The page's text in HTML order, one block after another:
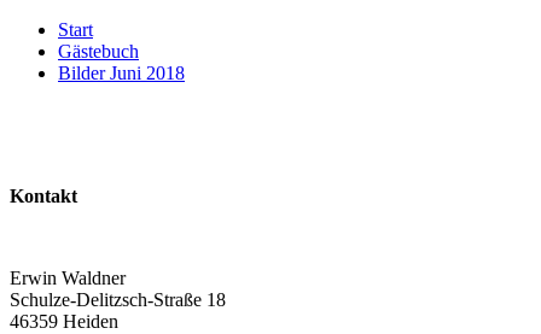
Start
Gästebuch
Bilder Juni 2018
Kontakt
Erwin Waldner
Schulze-Delitzsch-Straße 18
46359 Heiden